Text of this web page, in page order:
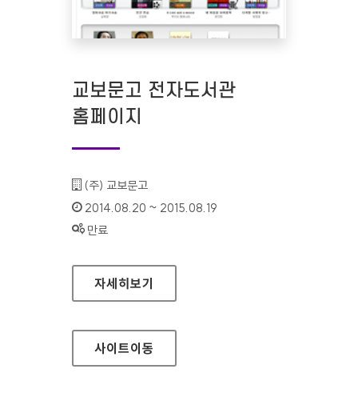
교보문고 전자도서관
홈페이지
기관명 :
(주) 교보문고
인증기간 :
2014.08.20 ~ 2015.08.19
상태 :
만료
교보문고 전자도서관 홈페이지
자세히보기
사이트이동